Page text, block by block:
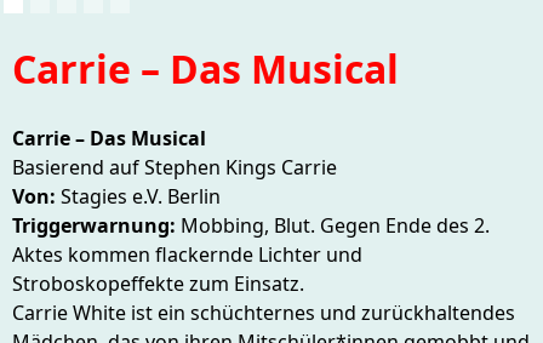
Carrie – Das Musical
Carrie – Das Musical
Basierend auf Stephen Kings Carrie
Von: Stagies e.V. Berlin
Triggerwarnung: Mobbing, Blut. Gegen Ende des 2.
Aktes kommen flackernde Lichter und
Stroboskopeffekte zum Einsatz.
Carrie White ist ein schüchternes und zurückhaltendes